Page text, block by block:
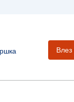
Влез